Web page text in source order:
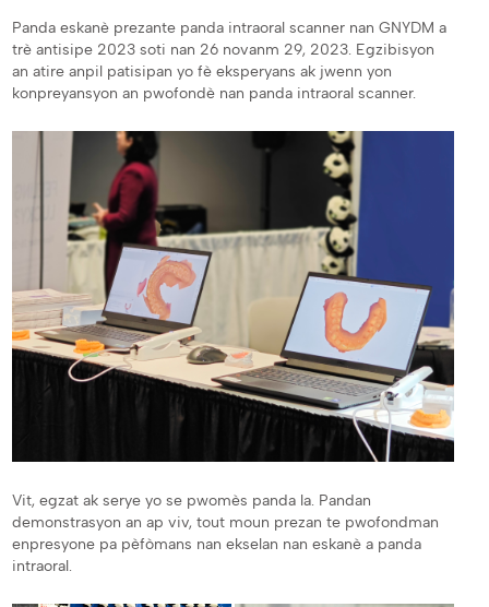
Panda eskanè prezante panda intraoral scanner nan GNYDM a
trè antisipe 2023 soti nan 26 novanm 29, 2023. Egzibisyon
an atire anpil patisipan yo fè eksperyans ak jwenn yon
konpreyansyon an pwofondè nan panda intraoral scanner.
Vit, egzat ak serye yo se pwomès panda la. Pandan
demonstrasyon an ap viv, tout moun prezan te pwofondman
enpresyone pa pèfòmans nan ekselan nan eskanè a panda
intraoral.